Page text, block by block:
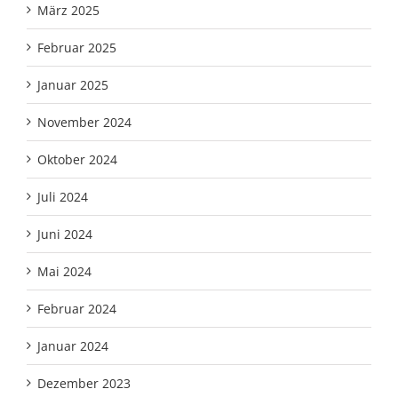
März 2025
Februar 2025
Januar 2025
November 2024
Oktober 2024
Juli 2024
Juni 2024
Mai 2024
Februar 2024
Januar 2024
Dezember 2023